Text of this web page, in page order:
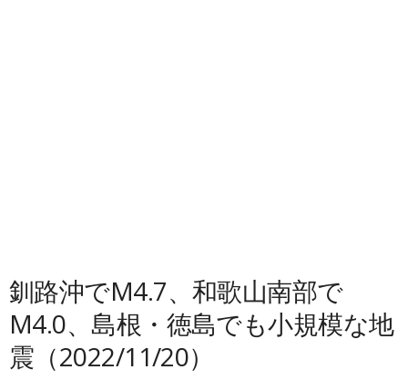
釧路沖でM4.7、和歌山南部で
M4.0、島根・徳島でも小規模な地
震（2022/11/20）